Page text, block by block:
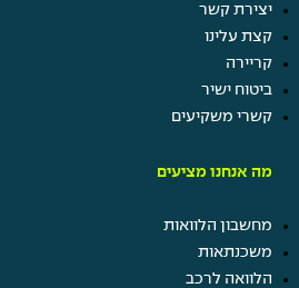
יצירת קשר
קצת עלינו
קריירה
ביטוח ישיר
קשרי משקיעים
מה אנחנו מציעים
מחשבון הלוואות
משכנתאות
הלוואה לרכב